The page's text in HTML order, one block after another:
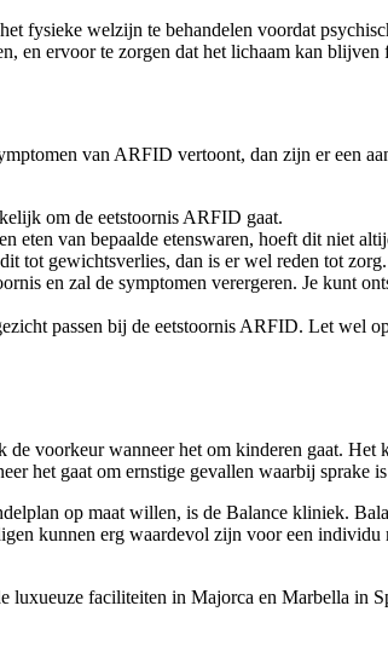
fysieke welzijn te behandelen voordat
en ervoor te zorgen dat het lichaam kan blijven
van ARFID vertoont, dan zijn er een
om de eetstoornis ARFID gaat.
van bepaalde etenswaren, hoeft dit niet
tot gewichtsverlies, dan is er wel reden tot zorg.
en zal de symptomen verergeren. Je kunt
passen bij de eetstoornis ARFID. Let wel
voorkeur wanneer het om kinderen gaat.
het gaat om ernstige gevallen waarbij sprake
op maat willen, is de Balance kliniek.
kunnen erg waardevol zijn voor een
luxueuze faciliteiten in Majorca en Marbella in